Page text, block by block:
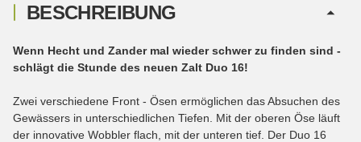
BESCHREIBUNG
Wenn Hecht und Zander mal wieder schwer zu finden sind -
schlägt die Stunde des neuen Zalt Duo 16!
Zwei verschiedene Front - Ösen ermöglichen das Absuchen des
Gewässers in unterschiedlichen Tiefen. Mit der oberen Öse läuft
der innovative Wobbler flach, mit der unteren tief. Der Duo 16